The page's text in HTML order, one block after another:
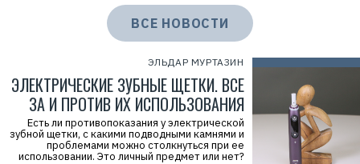
ЭЛЬДАР МУРТАЗИН
ЭЛЕКТРИЧЕСКИЕ ЗУБНЫЕ ЩЕТКИ. ВСЕ
ЗА И ПРОТИВ ИХ ИСПОЛЬЗОВАНИЯ
Есть ли противопоказания у электрической
зубной щетки, с какими подводными камнями и
проблемами можно столкнуться при ее
использовании. Это личный предмет или нет?
ВСЕ НОВОСТИ